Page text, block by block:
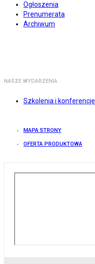
Ogłoszenia
Prenumerata
Archiwum
NASZE WYDARZENIA
Szkolenia i konferencje
MAPA STRONY
OFERTA PRODUKTOWA